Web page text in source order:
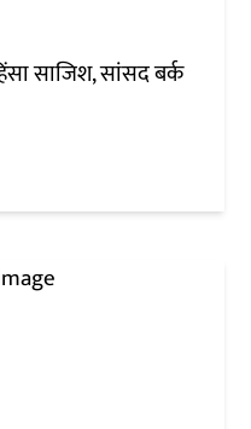
साजिश, सांसद बर्क